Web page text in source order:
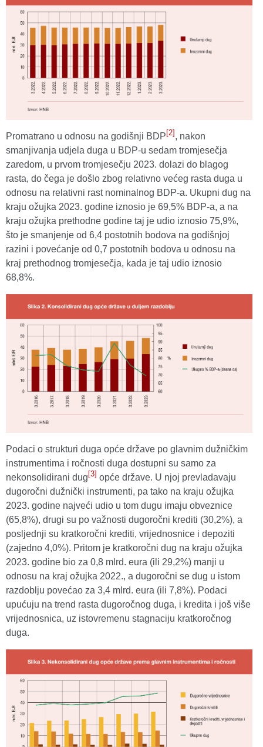
Promatrano u odnosu na godišnji BDP [2] , nakon
smanjivanja udjela duga u BDP-u sedam tromjesečja
zaredom, u prvom tromjesečju 2023. dolazi do blagog
rasta, do čega je došlo zbog relativno većeg rasta duga u
odnosu na relativni rast nominalnog BDP-a. Ukupni dug na
kraju ožujka 2023. godine iznosio je 69,5% BDP-a, a na
kraju ožujka prethodne godine taj je udio iznosio 75,9%,
što je smanjenje od 6,4 postotnih bodova na godišnjoj
razini i povećanje od 0,7 postotnih bodova u odnosu na
kraj prethodnog tromjesečja, kada je taj udio iznosio
68,8%.
Podaci o strukturi duga opće države po glavnim dužničkim
instrumentima i ročnosti duga dostupni su samo za
nekonsolidirani dug [3] opće države. U njoj prevladavaju
dugoročni dužnički instrumenti, pa tako na kraju ožujka
2023. godine najveći udio u tom dugu imaju obveznice
(65,8%), drugi su po važnosti dugoročni krediti (30,2%), a
posljednji su kratkoročni krediti, vrijednosnice i depoziti
(zajedno 4,0%). Pritom je kratkoročni dug na kraju ožujka
2023. godine bio za 0,8 mlrd. eura (ili 29,2%) manji u
odnosu na kraj ožujka 2022., a dugoročni se dug u istom
razdoblju povećao za 3,4 mlrd. eura (ili 7,8%). Podaci
upućuju na trend rasta dugoročnog duga, i kredita i još više
vrijednosnica, uz istovremenu stagnaciju kratkoročnog
duga.